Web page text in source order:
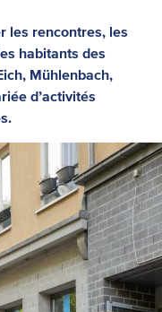
les rencontres, les
habitants des
Mühlenbach,
d’activités